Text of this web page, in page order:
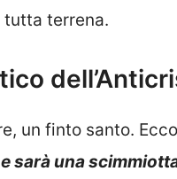
tutta terrena.
un finto santo.
sarà una